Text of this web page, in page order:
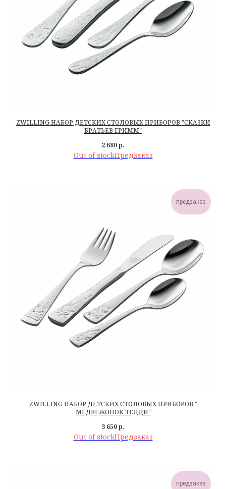
ZWILLING НАБОР ДЕТСКИХ СТОЛОВЫХ ПРИБОРОВ "СКАЗКИ
БРАТЬЕВ ГРИММ"
2 680р.
Out of stock
предзаказ
ZWILLING НАБОР ДЕТСКИХ СТОЛОВЫХ ПРИБОРОВ "
МЕДВЕЖОНОК ТЕДДИ"
3 650р.
Out of stock
предзаказ